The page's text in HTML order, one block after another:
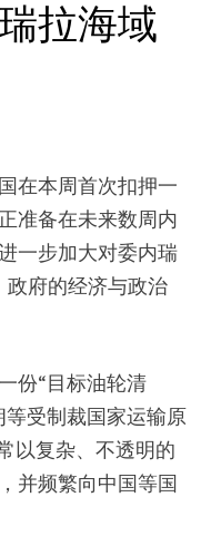
拉海域
在本周首次扣押一
准备在未来数周内
一步加大对委内瑞
政府的经济与政治
份“目标油轮清
受制裁国家运输原
以复杂、不透明的
并频繁向中国等国